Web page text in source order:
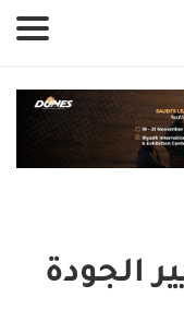
الجودة
ملفات تعريف الارتباط